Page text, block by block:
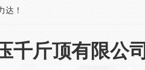
达！
千斤顶有限公司